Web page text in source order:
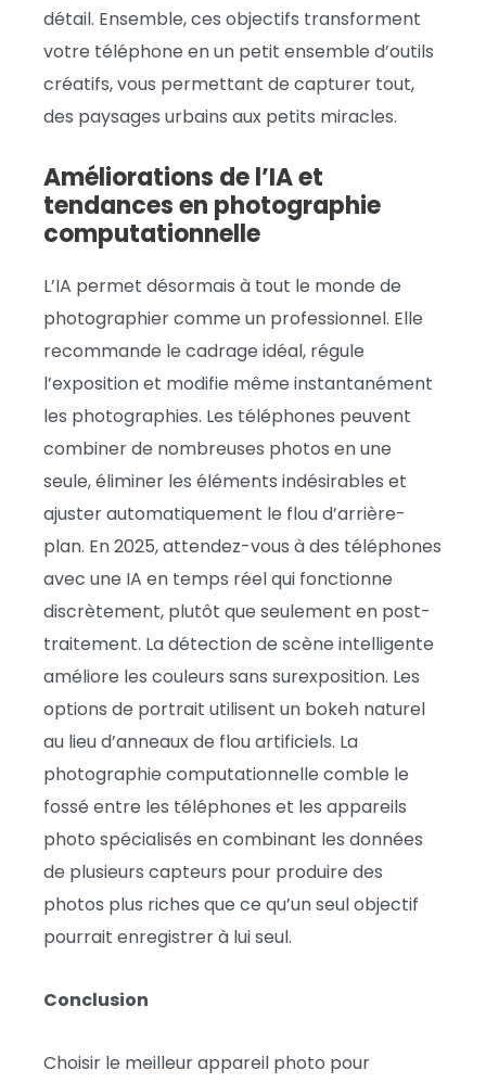
détail. Ensemble, ces objectifs transforment
votre téléphone en un petit ensemble d’outils
créatifs, vous permettant de capturer tout,
des paysages urbains aux petits miracles.
Améliorations de l’IA et
tendances en photographie
computationnelle
L’IA permet désormais à tout le monde de
photographier comme un professionnel. Elle
recommande le cadrage idéal, régule
l’exposition et modifie même instantanément
les photographies. Les téléphones peuvent
combiner de nombreuses photos en une
seule, éliminer les éléments indésirables et
ajuster automatiquement le flou d’arrière-
plan. En 2025, attendez-vous à des téléphones
avec une IA en temps réel qui fonctionne
discrètement, plutôt que seulement en post-
traitement. La détection de scène intelligente
améliore les couleurs sans surexposition. Les
options de portrait utilisent un bokeh naturel
au lieu d’anneaux de flou artificiels. La
photographie computationnelle comble le
fossé entre les téléphones et les appareils
photo spécialisés en combinant les données
de plusieurs capteurs pour produire des
photos plus riches que ce qu’un seul objectif
pourrait enregistrer à lui seul.
Conclusion
Choisir le meilleur appareil photo pour